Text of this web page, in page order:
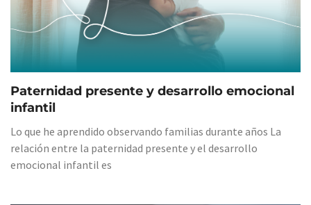
Paternidad presente y desarrollo emocional
infantil
Lo que he aprendido observando familias durante años La
relación entre la paternidad presente y el desarrollo
emocional infantil es